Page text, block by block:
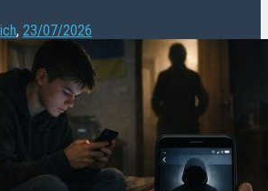
, 23/07/2026